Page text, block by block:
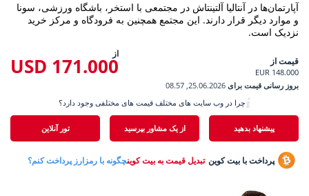
آپارتمان‌ها در آنتالیا آلتینتاش در مجتمعی با استخر، باشگاه ورزشی، سونا
و موارد دیگر قرار دارند. این مجتمع همچنین به فرودگاه و مرکز خرید
نزدیک است.
قیمت از
148.000 EUR
از
171.000 USD
بروز رسانی قیمت برای 25.06.2026, 08.57
پیشنهاد بدهید از یک مشاور بپرسید تور آنلاین
چرا در وب سایت های مختلف قیمت های مختلفی وجود دارد؟
پرداخت با بیت کوین تبدیل قیمت به بیت کوینچگونه با رمزارز پرداخت کنم؟